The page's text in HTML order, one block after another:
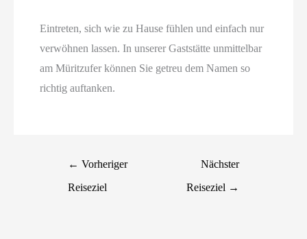
Eintreten, sich wie zu Hause fühlen und einfach nur
verwöhnen lassen. In unserer Gaststätte unmittelbar
am Müritzufer können Sie getreu dem Namen so
richtig auftanken.
← Vorheriger
Reiseziel
Nächster
Reiseziel →